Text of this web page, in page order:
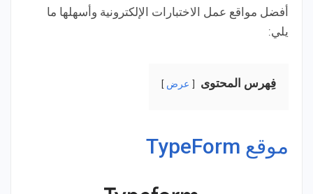
أفضل مواقع عمل الاختبارات الإلكترونية وأسهلها ما
يلي:
فِهرس المحتوى عرض
موقع TypeForm